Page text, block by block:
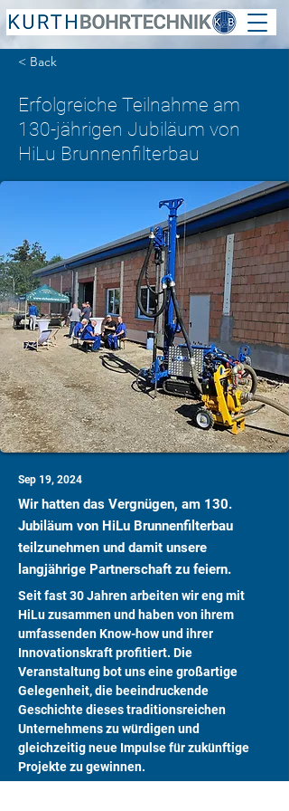
< Back
Erfolgreiche Teilnahme am
130-jährigen Jubiläum von
HiLu Brunnenfilterbau
Sep 19, 2024
Wir hatten das Vergnügen, am 130.
Jubiläum von HiLu Brunnenfilterbau
teilzunehmen und damit unsere
langjährige Partnerschaft zu feiern.
Seit fast 30 Jahren arbeiten wir eng mit
HiLu zusammen und haben von ihrem
umfassenden Know-how und ihrer
Innovationskraft profitiert. Die
Veranstaltung bot uns eine großartige
Gelegenheit, die beeindruckende
Geschichte dieses traditionsreichen
Unternehmens zu würdigen und
gleichzeitig neue Impulse für zukünftige
Projekte zu gewinnen.